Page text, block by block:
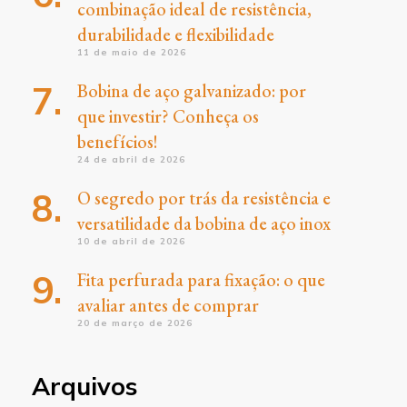
combinação ideal de resistência,
durabilidade e flexibilidade
11 de maio de 2026
Bobina de aço galvanizado: por
que investir? Conheça os
benefícios!
24 de abril de 2026
O segredo por trás da resistência e
versatilidade da bobina de aço inox
10 de abril de 2026
Fita perfurada para fixação: o que
avaliar antes de comprar
20 de março de 2026
Arquivos